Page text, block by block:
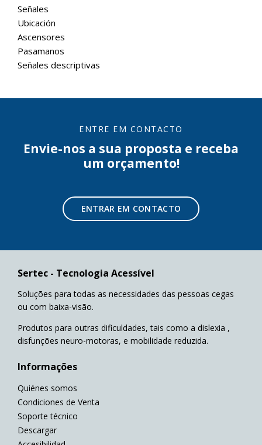
Señales
Ubicación
Ascensores
Pasamanos
Señales descriptivas
ENTRE EM CONTACTO
Envie-nos a sua proposta e receba
um orçamento!
ENTRAR EM CONTACTO
Sertec - Tecnologia Acessível
Soluções para todas as necessidades das pessoas cegas
ou com baixa-visão.
Produtos para outras dificuldades, tais como a dislexia ,
disfunções neuro-motoras, e mobilidade reduzida.
Informações
Quiénes somos
Condiciones de Venta
Soporte técnico
Descargar